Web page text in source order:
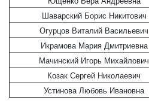
Шаварский Борис Никитович
Огурцов Виталий Васильевич
Икрамова Мария Дмитриевна
Мачинский Игорь Михайлович
Козак Сергей Николаевич
Устинова Любовь Ивановна